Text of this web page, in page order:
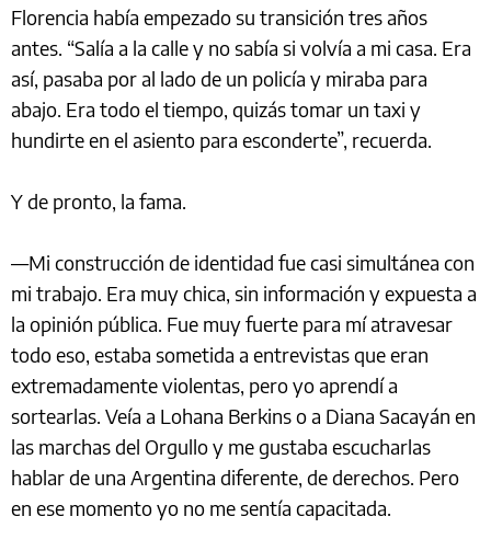
Florencia había empezado su transición tres años
antes. “Salía a la calle y no sabía si volvía a mi casa. Era
así, pasaba por al lado de un policía y miraba para
abajo. Era todo el tiempo, quizás tomar un taxi y
hundirte en el asiento para esconderte”, recuerda.
Y de pronto, la fama.
—Mi construcción de identidad fue casi simultánea con
mi trabajo. Era muy chica, sin información y expuesta a
la opinión pública. Fue muy fuerte para mí atravesar
todo eso, estaba sometida a entrevistas que eran
extremadamente violentas, pero yo aprendí a
sortearlas. Veía a Lohana Berkins o a Diana Sacayán en
las marchas del Orgullo y me gustaba escucharlas
hablar de una Argentina diferente, de derechos. Pero
en ese momento yo no me sentía capacitada.